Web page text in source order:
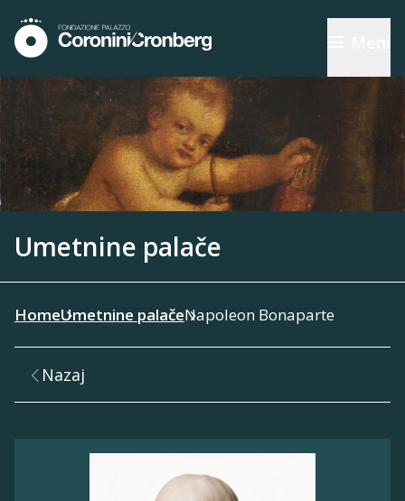
Umetnine palače
HomeUmetnine palačeNapoleon Bonaparte
Nazaj